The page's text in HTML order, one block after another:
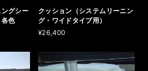
グシー
色
クッション（システムリーニン
グ・ワイドタイプ用）
¥26,400